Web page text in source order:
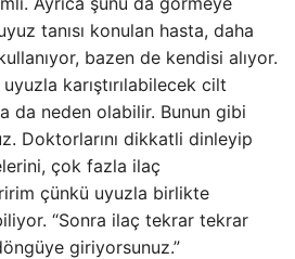
tanısı konulan hasta, daha
bazen de kendisi alıyor.
karıştırılabilecek cilt
da neden olabilir. Bunun gibi
Doktorlarını dikkatli dinleyip
çok fazla ilaç
çünkü uyuzla birlikte
“Sonra ilaç tekrar tekrar
giriyorsunuz.”